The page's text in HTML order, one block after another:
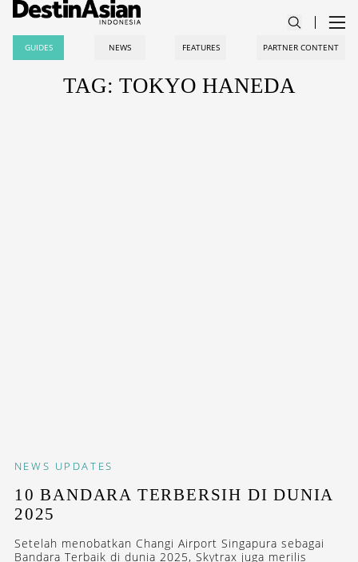
GUIDES NEWS FEATURES PARTNER CONTENT
TAG: TOKYO HANEDA
NEWS UPDATES
10 BANDARA TERBERSIH DI DUNIA
2025
Setelah menobatkan Changi Airport Singapura sebagai
Bandara Terbaik di dunia 2025, Skytrax juga merilis